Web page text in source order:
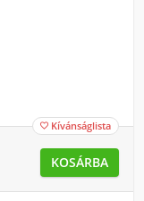
 Kívánságlista
KOSÁRBA